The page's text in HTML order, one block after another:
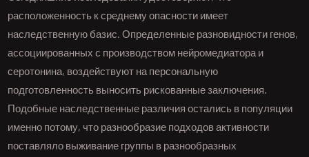
расположенность к среднему опасности имеет
наследственную базис. Определенные разновидности генов,
ассоциированных с производством нейромедиатора и
серотонина, воздействуют на персональную
подготовленность выносить рискованные заключения.
Подобные наследственные различия остались в популяции
именно потому, что разнообразие подходов активности
поставляло выживание группы в разнообразных